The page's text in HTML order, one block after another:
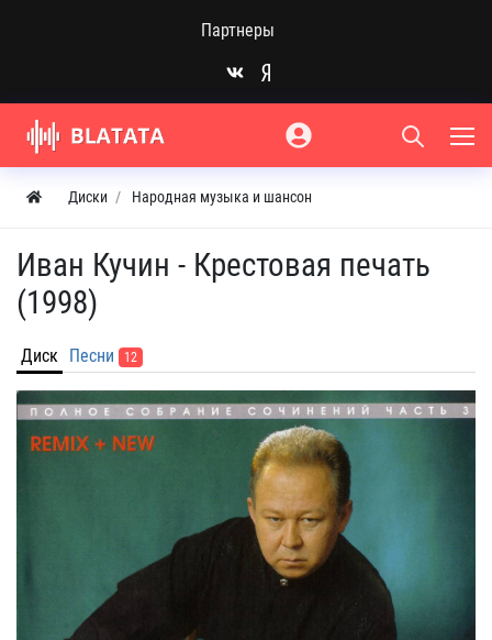
Партнеры
Диски Народная музыка и шансон
Иван Кучин - Крестовая печать
(1998)
Диск Песни 12